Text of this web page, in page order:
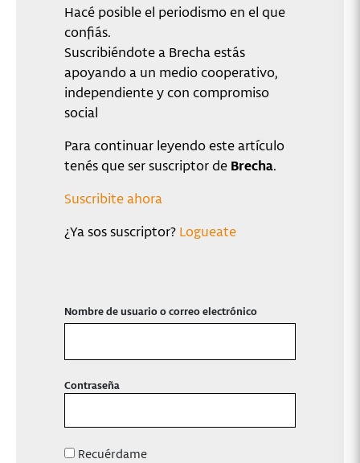
Hacé posible el periodismo en el que
confiás.
Suscribiéndote a Brecha estás
apoyando a un medio cooperativo,
independiente y con compromiso
social
Para continuar leyendo este artículo
tenés que ser suscriptor de Brecha.
Suscribite ahora
¿Ya sos suscriptor? Logueate
Nombre de usuario o correo electrónico
Contraseña
Recuérdame